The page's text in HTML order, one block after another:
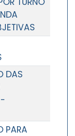
DAS
PARA